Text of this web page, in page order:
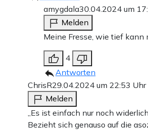
amygdala30.04.2024 um
Melden
Meine Fresse, wie tief kann
4
Antworten
ChrisR29.04.2024 um 22:53 Uhr
Melden
„Es ist einfach nur noch
Bezieht sich genauso auf die